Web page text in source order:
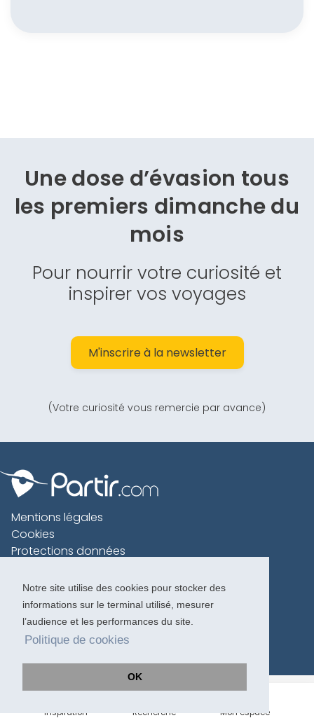
Notre site utilise des cookies pour stocker des
informations sur le terminal utilisé, mesurer
l’audience et les performances du site.
Politique de cookies
OK
Une dose d’évasion tous
les premiers dimanche du
mois
Pour nourrir votre curiosité et
inspirer vos voyages
M'inscrire à la newsletter
(Votre curiosité vous remercie par avance)
Mentions légales
Cookies
Protections données
Charte voyageur
Copyright 1996-2026
Inspiration Recherche Mon espace